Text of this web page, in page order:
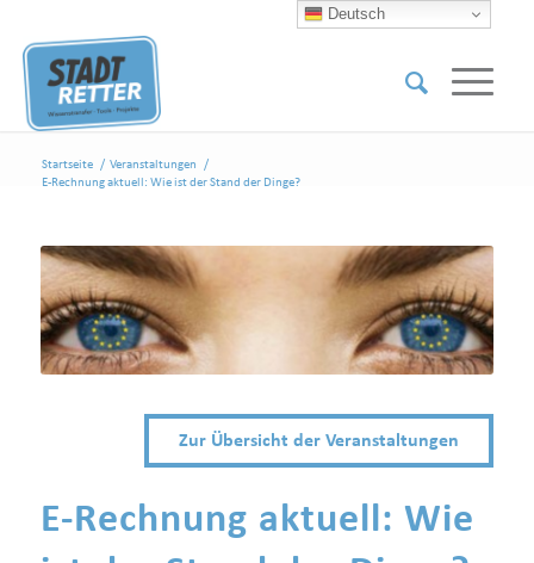
Startseite / Veranstaltungen
/
E-Rechnung aktuell: Wie ist der Stand der Dinge?
Zur Übersicht der Veranstaltungen
E-Rechnung aktuell: Wie
Deutsch